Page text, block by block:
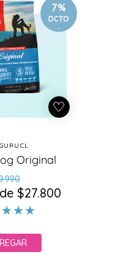
7%
DCTO
.
Proveedor:
Original
Precio
habitual
Precio
de
oferta
$27.800